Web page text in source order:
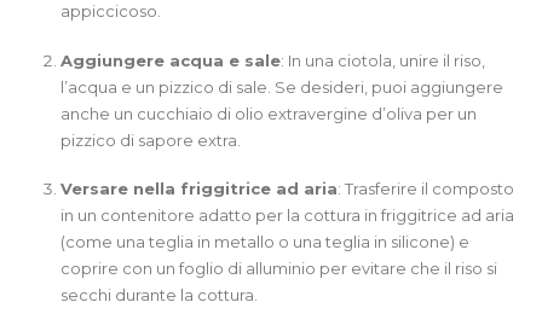
appiccicoso.
Aggiungere acqua e sale: In una ciotola, unire il riso,
l’acqua e un pizzico di sale. Se desideri, puoi aggiungere
anche un cucchiaio di olio extravergine d’oliva per un
pizzico di sapore extra.
Versare nella friggitrice ad aria: Trasferire il composto
in un contenitore adatto per la cottura in friggitrice ad aria
(come una teglia in metallo o una teglia in silicone) e
coprire con un foglio di alluminio per evitare che il riso si
secchi durante la cottura.